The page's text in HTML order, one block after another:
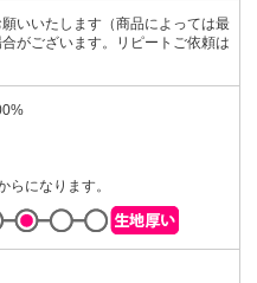
いいたします（商品によっては最
がございます。リピートご依頼は
になります。